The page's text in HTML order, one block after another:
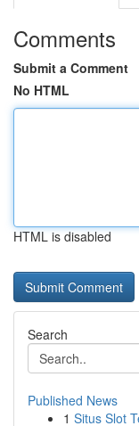
Comments
Submit a Comment
No HTML
HTML is disabled
Search
Published News
1 Situs Slot